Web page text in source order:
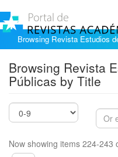
Browsing Revista Estudios
Browsing Revista
Públicas by Title
Now showing items 224-243